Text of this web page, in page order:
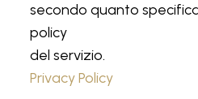
secondo quanto
policy
del servizio.
Privacy Policy